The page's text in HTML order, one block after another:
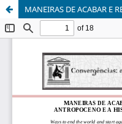
MANEIRAS DE ACABAR E